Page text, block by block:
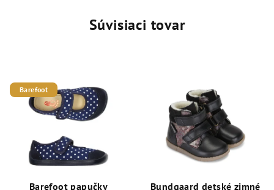
Súvisiaci tovar
Barefoot
Barefoot papučky
Bundgaard detské zimné